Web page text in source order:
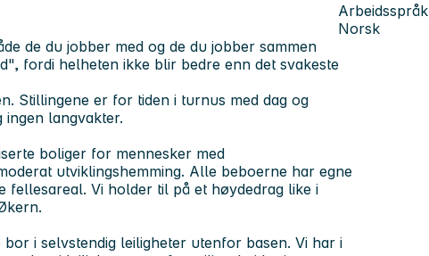
Arbeidsspråk
Norsk
de du jobber med og de du jobber sammen
fordi helheten ikke blir bedre enn det svakeste
Stillingene er for tiden i turnus med dag og
langvakter.
boliger for mennesker med
utviklingshemming. Alle beboerne har egne
fellesareal. Vi holder til på et høydedrag like i
i selvstendig leiligheter utenfor basen. Vi har i